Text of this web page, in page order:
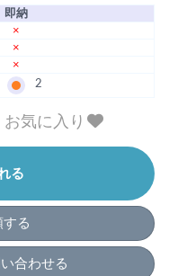
即納
×
×
×
2
お気に入り
る
る
合わせる